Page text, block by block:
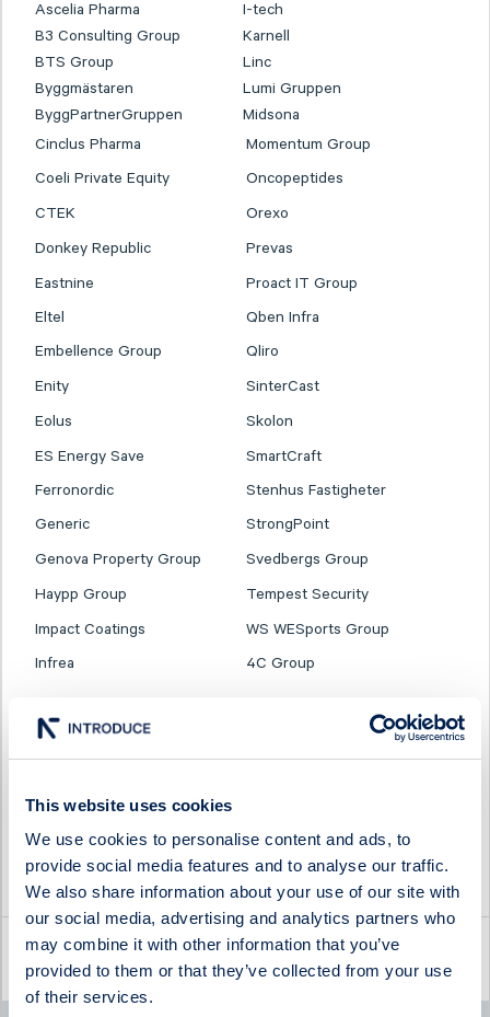
This website uses cookies
We use cookies to personalise content and ads, to
provide social media features and to analyse our traffic.
We also share information about your use of our site with
our social media, advertising and analytics partners who
may combine it with other information that you’ve
provided to them or that they’ve collected from your use
of their services.
Ascelia Pharma
I-tech
B3 Consulting Group
Karnell
BTS Group
Linc
Byggmästaren
Lumi Gruppen
ByggPartnerGruppen
Midsona
Cinclus Pharma
Momentum Group
Coeli Private Equity
Oncopeptides
CTEK
Orexo
Donkey Republic
Prevas
Eastnine
Proact IT Group
Eltel
Qben Infra
Embellence Group
Qliro
Enity
SinterCast
Eolus
Skolon
ES Energy Save
SmartCraft
Ferronordic
Stenhus Fastigheter
Generic
StrongPoint
Genova Property Group
Svedbergs Group
Haypp Group
Tempest Security
Impact Coatings
WS WESports Group
Infrea
4C Group
Latest company news